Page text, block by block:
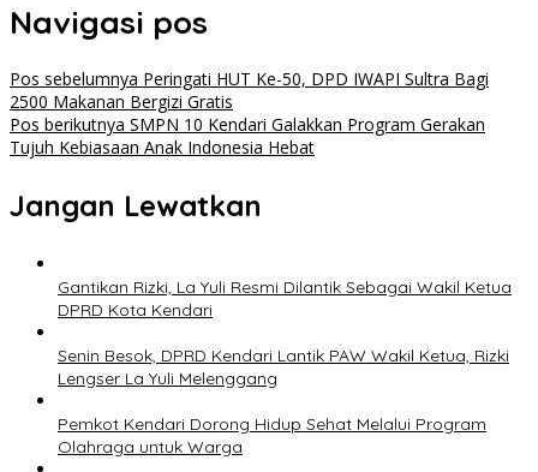
Navigasi pos
Pos sebelumnya Peringati HUT Ke-50, DPD IWAPI Sultra Bagi
2500 Makanan Bergizi Gratis
Pos berikutnya SMPN 10 Kendari Galakkan Program Gerakan
Tujuh Kebiasaan Anak Indonesia Hebat
Jangan Lewatkan
Gantikan Rizki, La Yuli Resmi Dilantik Sebagai Wakil Ketua
DPRD Kota Kendari
Senin Besok, DPRD Kendari Lantik PAW Wakil Ketua, Rizki
Lengser La Yuli Melenggang
Pemkot Kendari Dorong Hidup Sehat Melalui Program
Olahraga untuk Warga